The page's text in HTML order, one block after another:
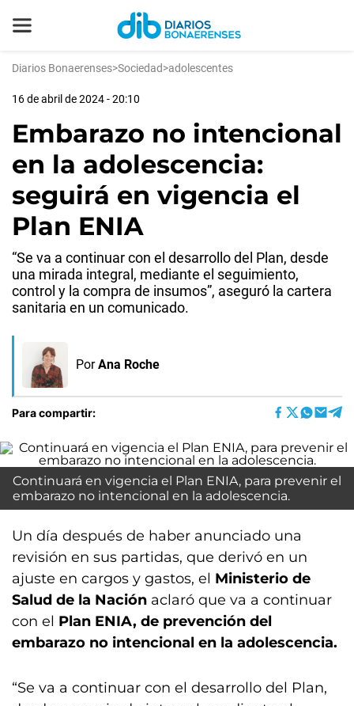
Diarios Bonaerenses>Sociedad>adolescentes
16 de abril de 2024 - 20:10
Embarazo no intencional
en la adolescencia:
seguirá en vigencia el
Plan ENIA
“Se va a continuar con el desarrollo del Plan, desde
una mirada integral, mediante el seguimiento,
control y la compra de insumos”, aseguró la cartera
sanitaria en un comunicado.
Por Ana Roche
Para compartir:
Continuará en vigencia el Plan ENIA, para prevenir el
embarazo no intencional en la adolescencia.
Un día después de haber anunciado una
revisión en sus partidas, que derivó en un
ajuste en cargos y gastos, el Ministerio de
Salud de la Nación aclaró que va a continuar
con el Plan ENIA, de prevención del
embarazo no intencional en la adolescencia.
“Se va a continuar con el desarrollo del Plan,